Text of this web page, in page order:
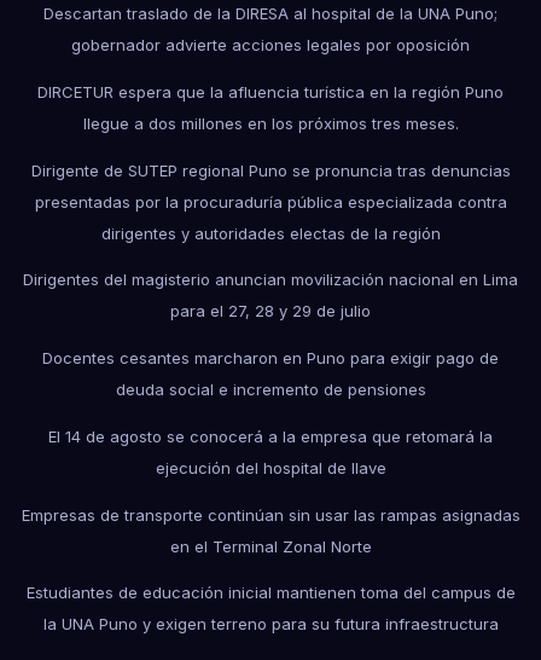
Descartan traslado de la DIRESA al hospital de la UNA Puno;
gobernador advierte acciones legales por oposición
DIRCETUR espera que la afluencia turística en la región Puno
llegue a dos millones en los próximos tres meses.
Dirigente de SUTEP regional Puno se pronuncia tras denuncias
presentadas por la procuraduría pública especializada contra
dirigentes y autoridades electas de la región
Dirigentes del magisterio anuncian movilización nacional en Lima
para el 27, 28 y 29 de julio
Docentes cesantes marcharon en Puno para exigir pago de
deuda social e incremento de pensiones
El 14 de agosto se conocerá a la empresa que retomará la
ejecución del hospital de Ilave
Empresas de transporte continúan sin usar las rampas asignadas
en el Terminal Zonal Norte
Estudiantes de educación inicial mantienen toma del campus de
la UNA Puno y exigen terreno para su futura infraestructura